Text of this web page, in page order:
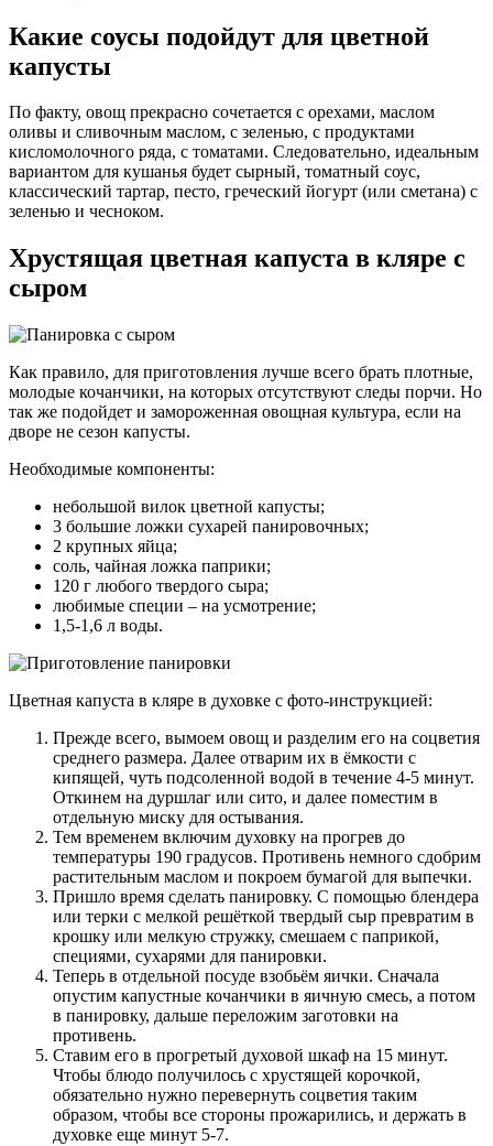
Какие соусы подойдут для цветной
капусты
По факту, овощ прекрасно сочетается с орехами, маслом
оливы и сливочным маслом, с зеленью, с продуктами
кисломолочного ряда, с томатами. Следовательно, идеальным
вариантом для кушанья будет сырный, томатный соус,
классический тартар, песто, греческий йогурт (или сметана) с
зеленью и чесноком.
Хрустящая цветная капуста в кляре с
сыром
Как правило, для приготовления лучше всего брать плотные,
молодые кочанчики, на которых отсутствуют следы порчи. Но
так же подойдет и замороженная овощная культура, если на
дворе не сезон капусты.
Необходимые компоненты:
небольшой вилок цветной капусты;
3 большие ложки сухарей панировочных;
2 крупных яйца;
соль, чайная ложка паприки;
120 г любого твердого сыра;
любимые специи – на усмотрение;
1,5-1,6 л воды.
Цветная капуста в кляре в духовке с фото-инструкцией:
Прежде всего, вымоем овощ и разделим его на соцветия
среднего размера. Далее отварим их в ёмкости с
кипящей, чуть подсоленной водой в течение 4-5 минут.
Откинем на дуршлаг или сито, и далее поместим в
отдельную миску для остывания.
Тем временем включим духовку на прогрев до
температуры 190 градусов. Противень немного сдобрим
растительным маслом и покроем бумагой для выпечки.
Пришло время сделать панировку. С помощью блендера
или терки с мелкой решёткой твердый сыр превратим в
крошку или мелкую стружку, смешаем с паприкой,
специями, сухарями для панировки.
Теперь в отдельной посуде взобьём яички. Сначала
опустим капустные кочанчики в яичную смесь, а потом
в панировку, дальше переложим заготовки на
противень.
Ставим его в прогретый духовой шкаф на 15 минут.
Чтобы блюдо получилось с хрустящей корочкой,
обязательно нужно перевернуть соцветия таким
образом, чтобы все стороны прожарились, и держать в
духовке еще минут 5-7.